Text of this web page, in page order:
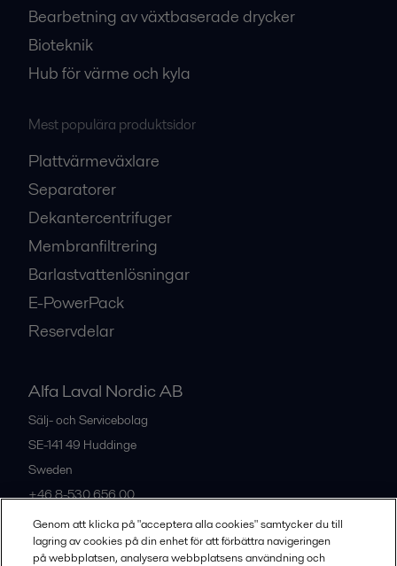
Bearbetning av växtbaserade drycker
Bioteknik
Hub för värme och kyla
Mest populära produktsidor
Plattvärmeväxlare
Separatorer
Dekantercentrifuger
Membranfiltrering
Barlastvattenlösningar
E-PowerPack
Reservdelar
Alfa Laval Nordic AB
Sälj- och Servicebolag
SE-141 49 Huddinge
Sweden
+46 8-530 656 00
Alla kontor och partners
Genom att klicka på "acceptera alla cookies" samtycker du till
lagring av cookies på din enhet för att förbättra navigeringen
på webbplatsen, analysera webbplatsens användning och